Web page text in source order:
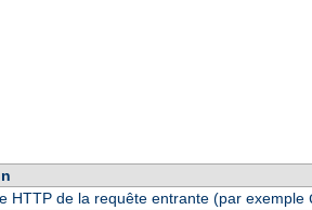
HTTP de la requête entrante (par exemple